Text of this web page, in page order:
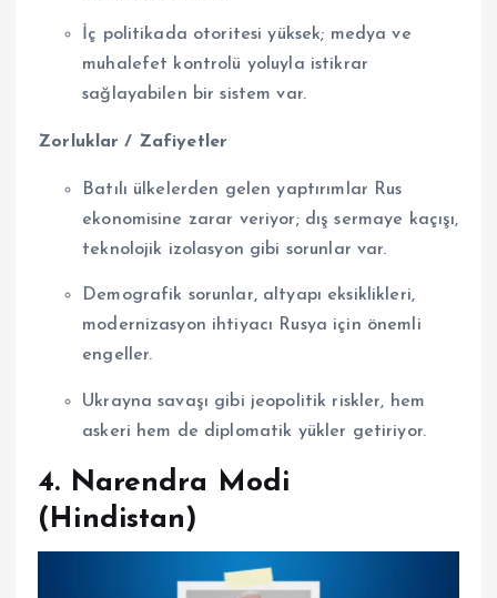
İç politikada otoritesi yüksek; medya ve
muhalefet kontrolü yoluyla istikrar
sağlayabilen bir sistem var.
Zorluklar / Zafiyetler
Batılı ülkelerden gelen yaptırımlar Rus
ekonomisine zarar veriyor; dış sermaye kaçışı,
teknolojik izolasyon gibi sorunlar var.
Demografik sorunlar, altyapı eksiklikleri,
modernizasyon ihtiyacı Rusya için önemli
engeller.
Ukrayna savaşı gibi jeopolitik riskler, hem
askeri hem de diplomatik yükler getiriyor.
4. Narendra Modi
(Hindistan)